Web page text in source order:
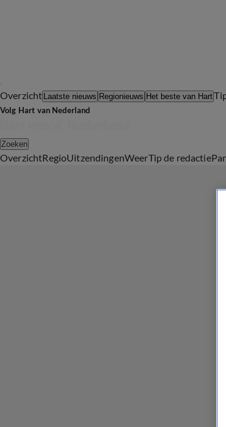
Overzicht Laatste nieuws Regionieuws Het beste van Hart
Volg Hart van Nederland
Zoeken
OverzichtRegioUitzendingenWeerTip de redactie